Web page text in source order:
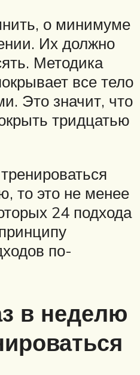
о минимуме
Их должно
Методика
все тело
Это значит, что
тридцатью
то это не менее
24 подхода
по-
в неделю